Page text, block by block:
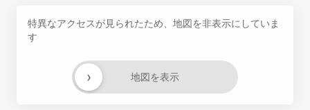
特異なアクセスが見られたため、地図を非表示にしていま
す
地図を表示
›